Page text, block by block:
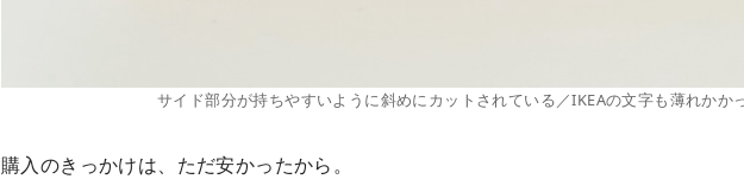
サイド部分が持ちやすいように斜めにカットされている／IKEAの文字も薄れかか
購入のきっかけは、ただ安かったから。